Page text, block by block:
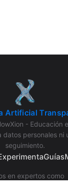
Artificial
- Educación
datos personales ni
seguimiento.
Guías
en expertos como